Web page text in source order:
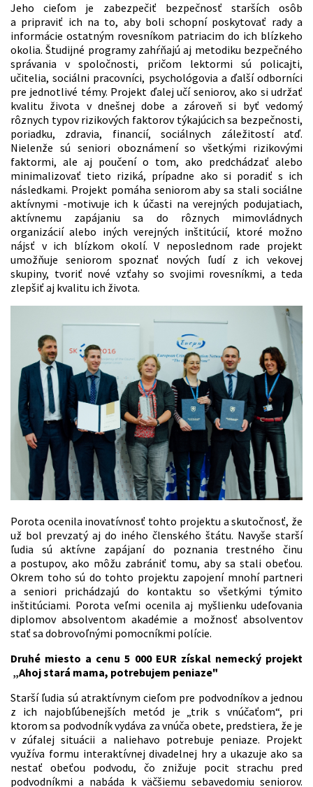
Jeho cieľom je zabezpečiť bezpečnosť starších osôb
a pripraviť ich na to, aby boli schopní poskytovať rady a
informácie ostatným rovesníkom patriacim do ich blízkeho
okolia. Študijné programy zahŕňajú aj metodiku bezpečného
správania v spoločnosti, pričom lektormi sú policajti,
učitelia, sociálni pracovníci, psychológovia a ďalší odborníci
pre jednotlivé témy. Projekt ďalej učí seniorov, ako si udržať
kvalitu života v dnešnej dobe a zároveň si byť vedomý
rôznych typov rizikových faktorov týkajúcich sa bezpečnosti,
poriadku, zdravia, financií, sociálnych záležitostí atď.
Nielenže sú seniori oboznámení so všetkými rizikovými
faktormi, ale aj poučení o tom, ako predchádzať alebo
minimalizovať tieto riziká, prípadne ako si poradiť s ich
následkami. Projekt pomáha seniorom aby sa stali sociálne
aktívnymi -motivuje ich k účasti na verejných podujatiach,
aktívnemu zapájaniu sa do rôznych mimovládnych
organizácií alebo iných verejných inštitúcií, ktoré možno
nájsť v ich blízkom okolí. V neposlednom rade projekt
umožňuje seniorom spoznať nových ľudí z ich vekovej
skupiny, tvoriť nové vzťahy so svojimi rovesníkmi, a teda
zlepšiť aj kvalitu ich života.
Porota ocenila inovatívnosť tohto projektu a skutočnosť, že
už bol prevzatý aj do iného členského štátu. Navyše starší
ľudia sú aktívne zapájaní do poznania trestného činu
a postupov, ako môžu zabrániť tomu, aby sa stali obeťou.
Okrem toho sú do tohto projektu zapojení mnohí partneri
a seniori prichádzajú do kontaktu so všetkými týmito
inštitúciami. Porota veľmi ocenila aj myšlienku udeľovania
diplomov absolventom akadémie a možnosť absolventov
stať sa dobrovoľnými pomocníkmi polície.
Druhé miesto a cenu 5 000 EUR získal nemecký projekt
„Ahoj stará mama, potrebujem peniaze"
Starší ľudia sú atraktívnym cieľom pre podvodníkov a jednou
z ich najobľúbenejších metód je „trik s vnúčaťom“, pri
ktorom sa podvodník vydáva za vnúča obete, predstiera, že je
v zúfalej situácii a naliehavo potrebuje peniaze. Projekt
využíva formu interaktívnej divadelnej hry a ukazuje ako sa
nestať obeťou podvodu, čo znižuje pocit strachu pred
podvodníkmi a nabáda k väčšiemu sebavedomiu seniorov.